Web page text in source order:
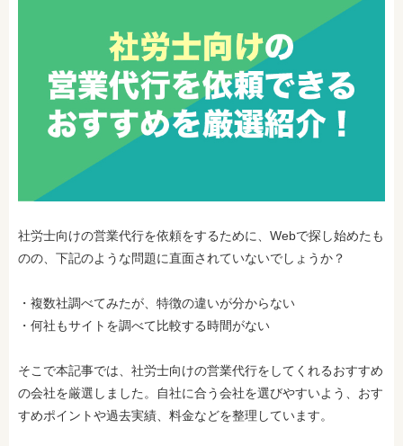
社労士向けの営業代行を依頼をするために、Webで探し始めたも
のの、下記のような問題に直面されていないでしょうか？
・複数社調べてみたが、特徴の違いが分からない
・何社もサイトを調べて比較する時間がない
そこで本記事では、社労士向けの営業代行をしてくれるおすすめ
の会社を厳選しました。自社に合う会社を選びやすいよう、おす
すめポイントや過去実績、料金などを整理しています。